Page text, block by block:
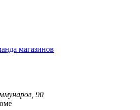
магазинов
90